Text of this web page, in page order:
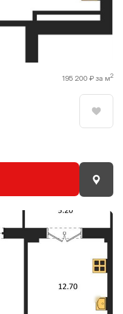
195 200 ₽ за м2